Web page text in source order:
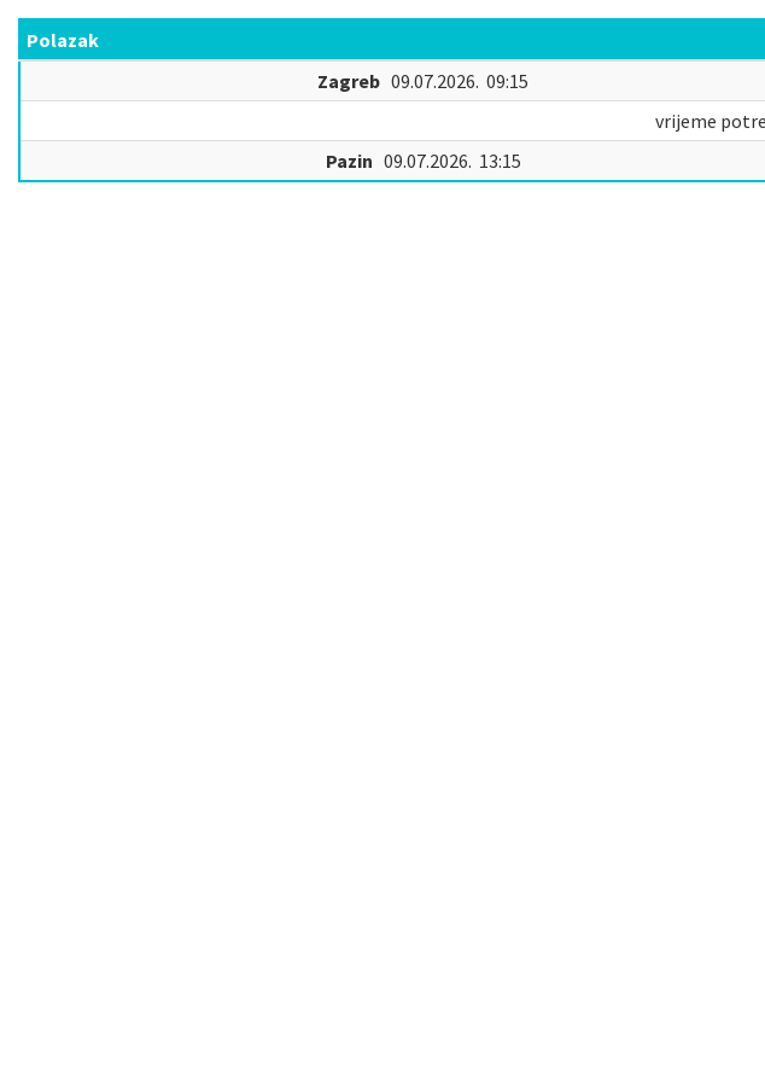
Polazak
Zagreb 09.07.2026. 09:15
vrijeme
Pazin 09.07.2026. 13:15